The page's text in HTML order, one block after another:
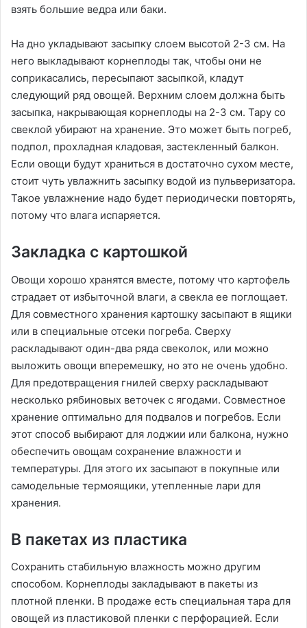
взять большие ведра или баки.
На дно укладывают засыпку слоем высотой 2-3 см. На
него выкладывают корнеплоды так, чтобы они не
соприкасались, пересыпают засыпкой, кладут
следующий ряд овощей. Верхним слоем должна быть
засыпка, накрывающая корнеплоды на 2-3 см. Тару со
свеклой убирают на хранение. Это может быть погреб,
подпол, прохладная кладовая, застекленный балкон.
Если овощи будут храниться в достаточно сухом месте,
стоит чуть увлажнить засыпку водой из пульверизатора.
Такое увлажнение надо будет периодически повторять,
потому что влага испаряется.
Закладка с картошкой
Овощи хорошо хранятся вместе, потому что картофель
страдает от избыточной влаги, а свекла ее поглощает.
Для совместного хранения картошку засыпают в ящики
или в специальные отсеки погреба. Сверху
раскладывают один-два ряда свеколок, или можно
выложить овощи вперемешку, но это не очень удобно.
Для предотвращения гнилей сверху раскладывают
несколько рябиновых веточек с ягодами. Совместное
хранение оптимально для подвалов и погребов. Если
этот способ выбирают для лоджии или балкона, нужно
обеспечить овощам сохранение влажности и
температуры. Для этого их засыпают в покупные или
самодельные термоящики, утепленные лари для
хранения.
В пакетах из пластика
Сохранить стабильную влажность можно другим
способом. Корнеплоды закладывают в пакеты из
плотной пленки. В продаже есть специальная тара для
овощей из пластиковой пленки с перфорацией. Если